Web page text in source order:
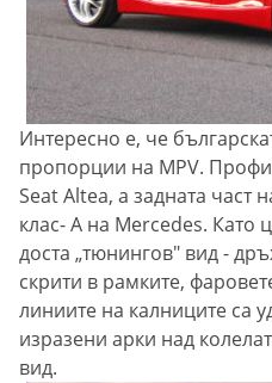
Интересно е, че
пропорции на MPV.
Seat Altea, а задната
клас- А на Mercedes. Като
доста „тюнингов" вид -
скрити в рамките,
линиите на калниците са
изразени арки над
вид.